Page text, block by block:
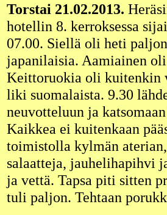
Torstai 21.02.2013.
hotellin 8. kerroksessa
07.00. Siellä oli heti
japanilaisia. Aamiainen
Keittoruokia oli kuitenkin
liki suomalaista. 9.30
neuvotteluun ja
Kaikkea ei kuitenkaan
toimistolla kylmän
salaatteja, jauhelihapihvi
ja vettä. Tapsa piti sitten
tuli paljon. Tehtaan